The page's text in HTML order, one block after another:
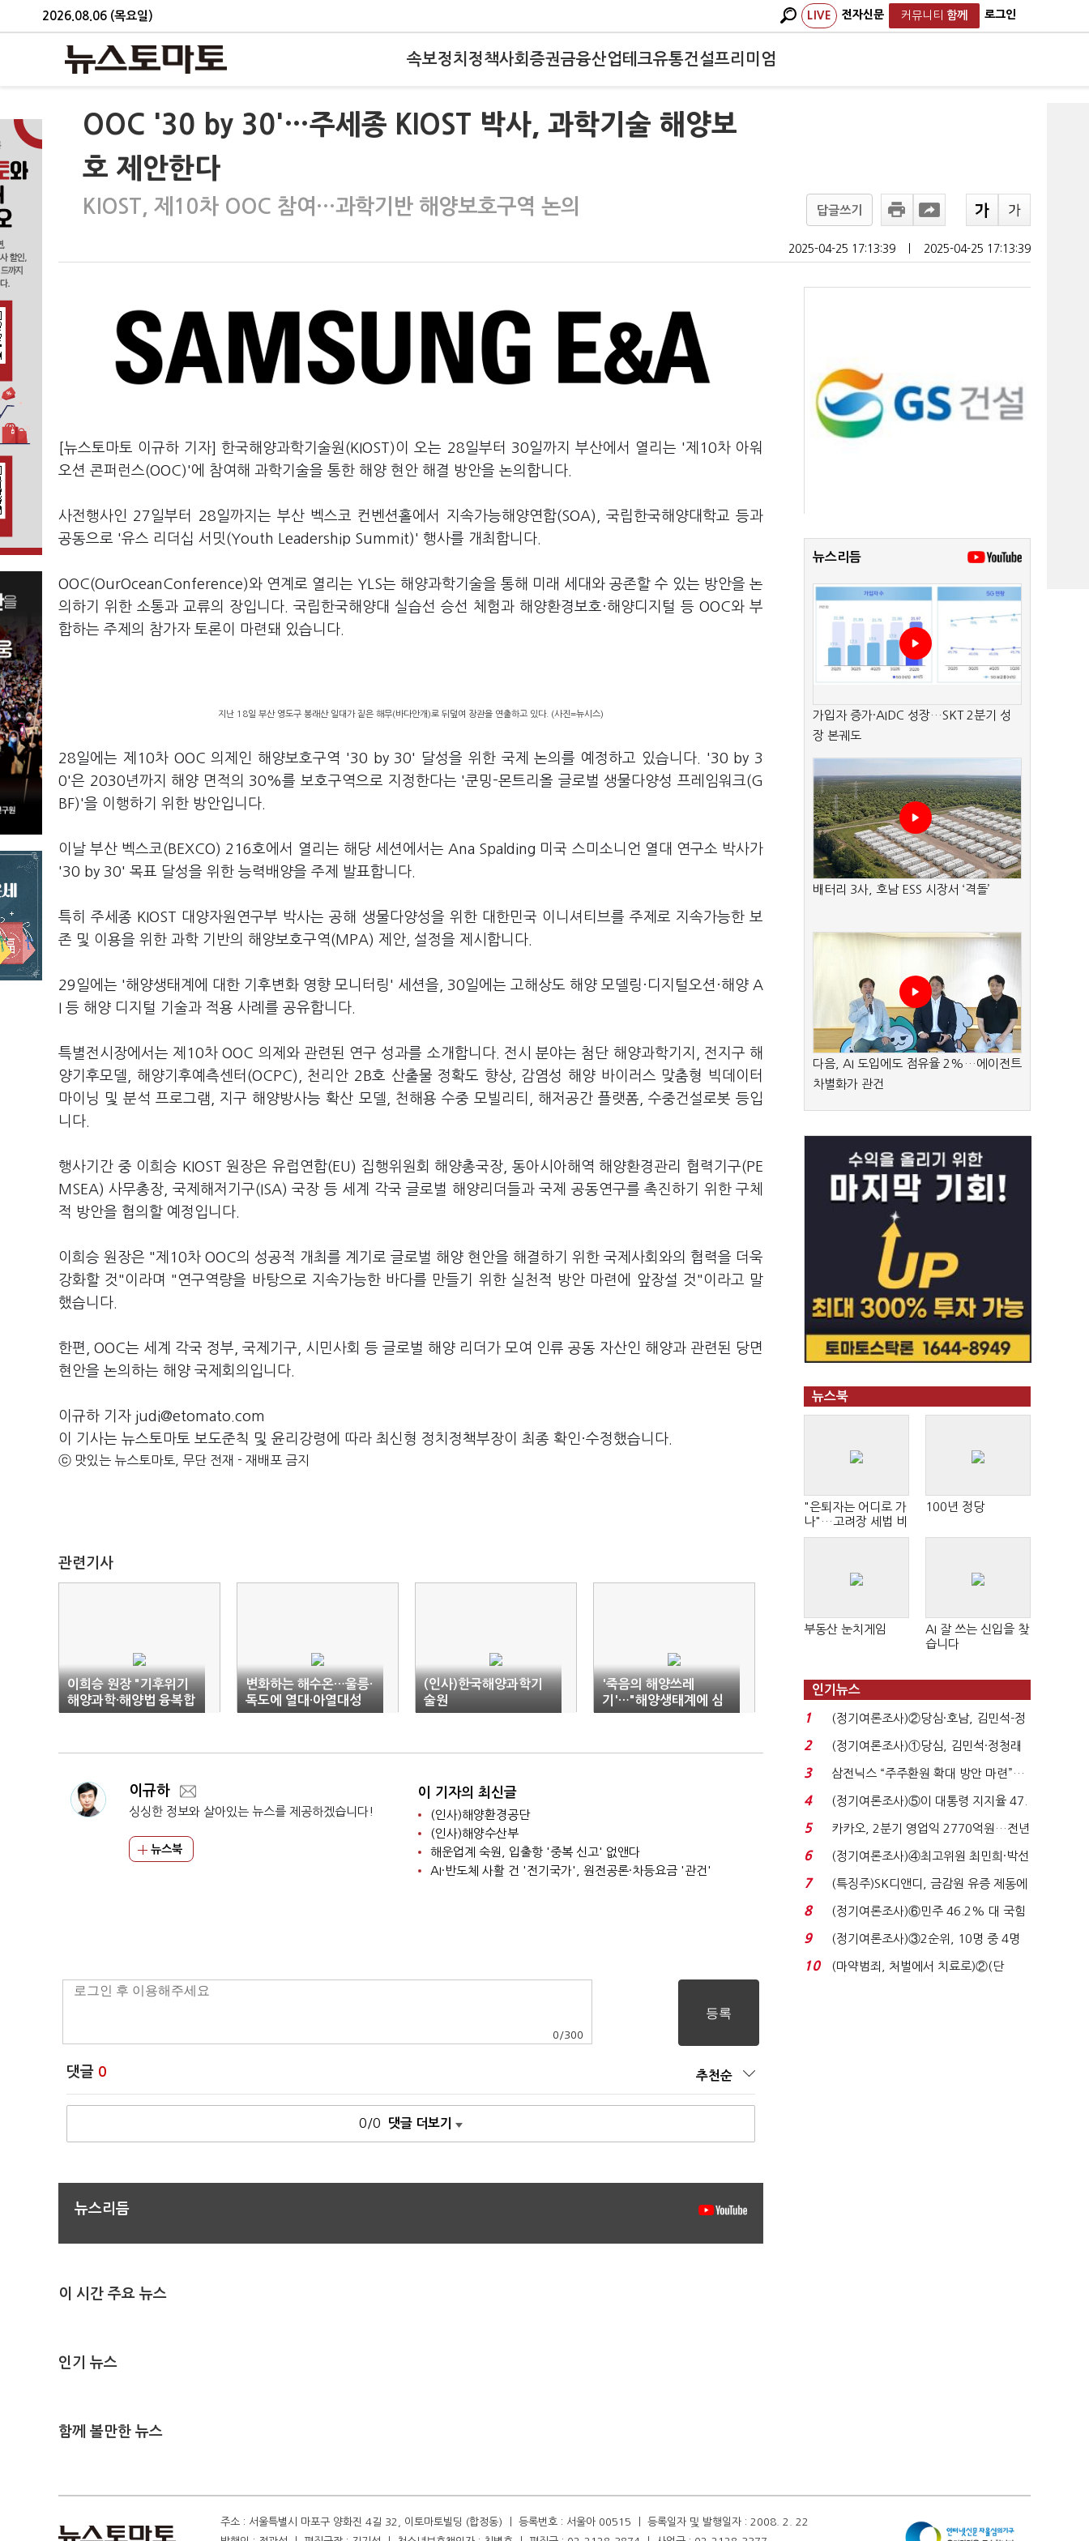
2026.08.06 (목요일) LIVE 전자신문 커뮤니티 함께 로그인
속보정치 정책사회 증권금융산업테크유통건설프리미엄
OOC '30 by 30'…주세종 KIOST 박사, 과학기술 해양보
호 제안한다
KIOST, 제10차 OOC 참여…과학기반 해양보호구역 논의 답글쓰기
2025-04-25 17:13:39 2025-04-25 17:13:39
[뉴스토마토 이규하 기자] 한국해양과학기술원(KIOST)이 오는 28일부터 30일까지 부산에서 열리는 '제10차 아워
오션 콘퍼런스(OOC)'에 참여해 과학기술을 통한 해양 현안 해결 방안을 논의합니다.
사전행사인 27일부터 28일까지는 부산 벡스코 컨벤션홀에서 지속가능해양연합(SOA), 국립한국해양대학교 등과
공동으로 '유스 리더십 서밋(Youth Leadership Summit)' 행사를 개최합니다.
OOC(OurOceanConference)와 연계로 열리는 YLS는 해양과학기술을 통해 미래 세대와 공존할 수 있는 방안을 논
의하기 위한 소통과 교류의 장입니다. 국립한국해양대 실습선 승선 체험과 해양환경보호·해양디지털 등 OOC와 부
합하는 주제의 참가자 토론이 마련돼 있습니다.
지난 18일 부산 영도구 봉래산 일대가 짙은 해무(바다안개)로 뒤덮여 장관을 연출하고 있다. (사진=뉴시스)
28일에는 제10차 OOC 의제인 해양보호구역 '30 by 30' 달성을 위한 국제 논의를 예정하고 있습니다. '30 by 3
0'은 2030년까지 해양 면적의 30%를 보호구역으로 지정한다는 '쿤밍-몬트리올 글로벌 생물다양성 프레임워크(G
BF)'을 이행하기 위한 방안입니다.
이날 부산 벡스코(BEXCO) 216호에서 열리는 해당 세션에서는 Ana Spalding 미국 스미소니언 열대 연구소 박사가
'30 by 30' 목표 달성을 위한 능력배양을 주제 발표합니다.
특히 주세종 KIOST 대양자원연구부 박사는 공해 생물다양성을 위한 대한민국 이니셔티브를 주제로 지속가능한 보
존 및 이용을 위한 과학 기반의 해양보호구역(MPA) 제안, 설정을 제시합니다.
29일에는 '해양생태계에 대한 기후변화 영향 모니터링' 세션을, 30일에는 고해상도 해양 모델링·디지털오션·해양 A
I 등 해양 디지털 기술과 적용 사례를 공유합니다.
특별전시장에서는 제10차 OOC 의제와 관련된 연구 성과를 소개합니다. 전시 분야는 첨단 해양과학기지, 전지구 해
양기후모델, 해양기후예측센터(OCPC), 천리안 2B호 산출물 정확도 향상, 감염성 해양 바이러스 맞춤형 빅데이터
마이닝 및 분석 프로그램, 지구 해양방사능 확산 모델, 천해용 수중 모빌리티, 해저공간 플랫폼, 수중건설로봇 등입
니다.
행사기간 중 이희승 KIOST 원장은 유럽연합(EU) 집행위원회 해양총국장, 동아시아해역 해양환경관리 협력기구(PE
MSEA) 사무총장, 국제해저기구(ISA) 국장 등 세계 각국 글로벌 해양리더들과 국제 공동연구를 촉진하기 위한 구체
적 방안을 협의할 예정입니다.
이희승 원장은 "제10차 OOC의 성공적 개최를 계기로 글로벌 해양 현안을 해결하기 위한 국제사회와의 협력을 더욱
강화할 것"이라며 "연구역량을 바탕으로 지속가능한 바다를 만들기 위한 실천적 방안 마련에 앞장설 것"이라고 말
했습니다.
한편, OOC는 세계 각국 정부, 국제기구, 시민사회 등 글로벌 해양 리더가 모여 인류 공동 자산인 해양과 관련된 당면
현안을 논의하는 해양 국제회의입니다.
이규하 기자 judi@etomato.com
이 기사는 뉴스토마토 보도준칙 및 윤리강령에 따라 최신형 정치정책부장이 최종 확인·수정했습니다.
ⓒ 맛있는 뉴스토마토, 무단 전재 - 재배포 금지
관련기사
이희승 원장 "기후위기
해양과학·해양법 융복합
연구 필수"
변화하는 해수온…울릉·
독도에 열대·아열대성
어종 발견
(인사)한국해양과학기
술원
'죽음의 해양쓰레
기'…"해양생태계에 심
각한 위협"
이규하
싱싱한 정보와 살아있는 뉴스를 제공하겠습니다!
뉴스북
이 기자의 최신글
(인사)해양환경공단
(인사)해양수산부
해운업계 숙원, 입출항 '중복 신고' 없앤다
AI·반도체 사활 건 '전기국가', 원전공론·차등요금 '관건'
0 /300
댓글 0 추천순
0/0 댓글 더보기
뉴스리듬
이 시간 주요 뉴스
인기 뉴스
함께 볼만한 뉴스
뉴스리듬
가입자 증가·AIDC 성장…SKT 2분기 성
장 본궤도
배터리 3사, 호남 ESS 시장서 ‘격돌’
다음, AI 도입에도 점유율 2%…에이전트
차별화가 관건
뉴스북
"은퇴자는 어디로 가
나"…고려장 세법 비
판 확산
100년 정당
부동산 눈치게임
AI 잘 쓰는 신입을 찾
습니다
인기뉴스
1
(정기여론조사)②당심·호남, 김민석-정
청래 '초접전'...
2
(정기여론조사)①당심, 김민석·정청래
'초접전'…대통령 ...
3
삼전닉스 “주주환원 확대 방안 마련”…
로이터에 성명...
4
(정기여론조사)⑤이 대통령 지지율 47.
7%…일주일 만에 ...
5
카카오, 2분기 영업익 2770억원…전년
비 36% 증가...
6
(정기여론조사)④최고위원 최민희·박선
원 '양강'…서미...
7
(특징주)SK디앤디, 금감원 유증 제동에
장 초반 상한가...
8
(정기여론조사)⑥민주 46.2% 대 국힘
31.0%…오차범위 밖 ...
9
(정기여론조사)③2순위, 10명 중 4명
'송영길'…정청래 '한 ...
10
(마약범죄, 처벌에서 치료로)②(단
주소 : 서울특별시 마포구 양화진 4길 32, 이토마토빌딩 (합정동) ㅣ 등록번호 : 서울아 00515 ㅣ 등록일자 및 발행일자 : 2008. 2. 22